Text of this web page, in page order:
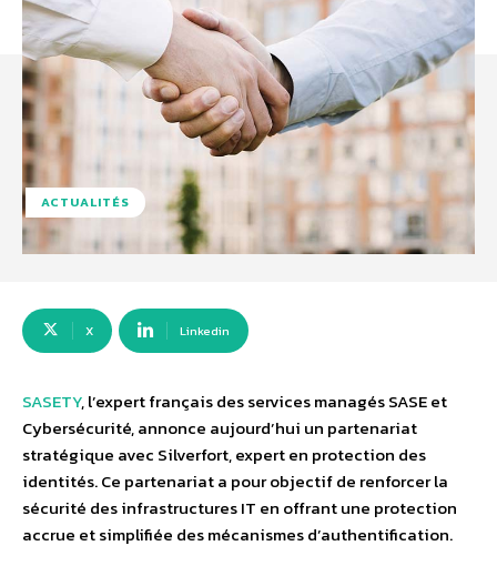
ACTUALITÉS
X Linkedin
SASETY, l’expert français des services managés SASE et
Cybersécurité, annonce aujourd’hui un partenariat
stratégique avec Silverfort, expert en protection des
identités. Ce partenariat a pour objectif de renforcer la
sécurité des infrastructures IT en offrant une protection
accrue et simplifiée des mécanismes d’authentification.